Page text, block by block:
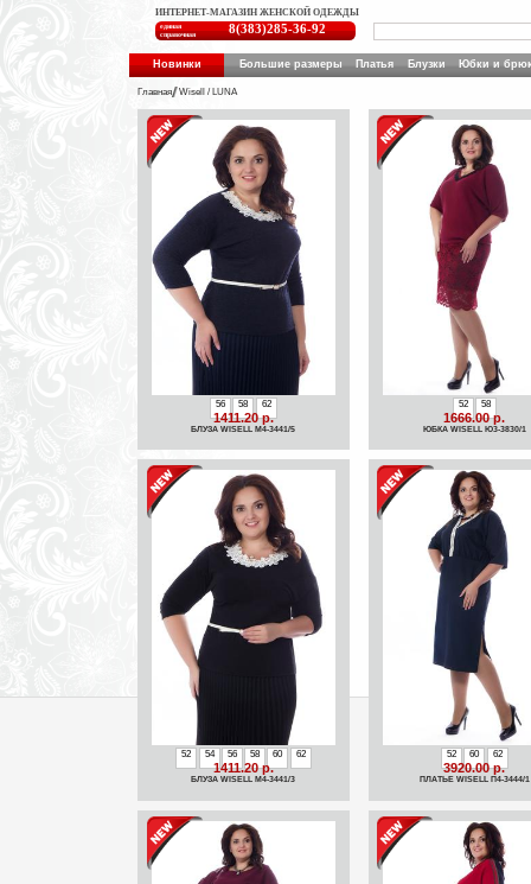
ИНТЕРНЕТ-МАГАЗИН ЖЕНСКОЙ ОДЕЖДЫ
единая
справочная
8(383)285-36-92
Новинки Большие размеры Платья Блузки Юбки и
Главная Wisell / LUNA
56 58 62
1411.20 р.
БЛУЗА WISELL М4-3441/5
52 58
1666.00 р.
ЮБКА WISELL Ю3-3830/1
52 54 56 58 60 62
1411.20 р.
БЛУЗА WISELL М4-3441/3
52 60 62
3920.00 р.
ПЛАТЬЕ WISELL П4-3444/1